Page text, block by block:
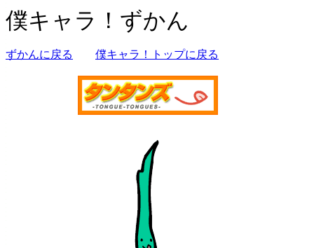
僕キャラ！ずかん
ずかんに戻る 僕キャラ！トップに戻る